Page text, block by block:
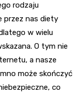
rodzaju
przez nas diety
w wielu
O tym nie
a nasze
może skończyć
co